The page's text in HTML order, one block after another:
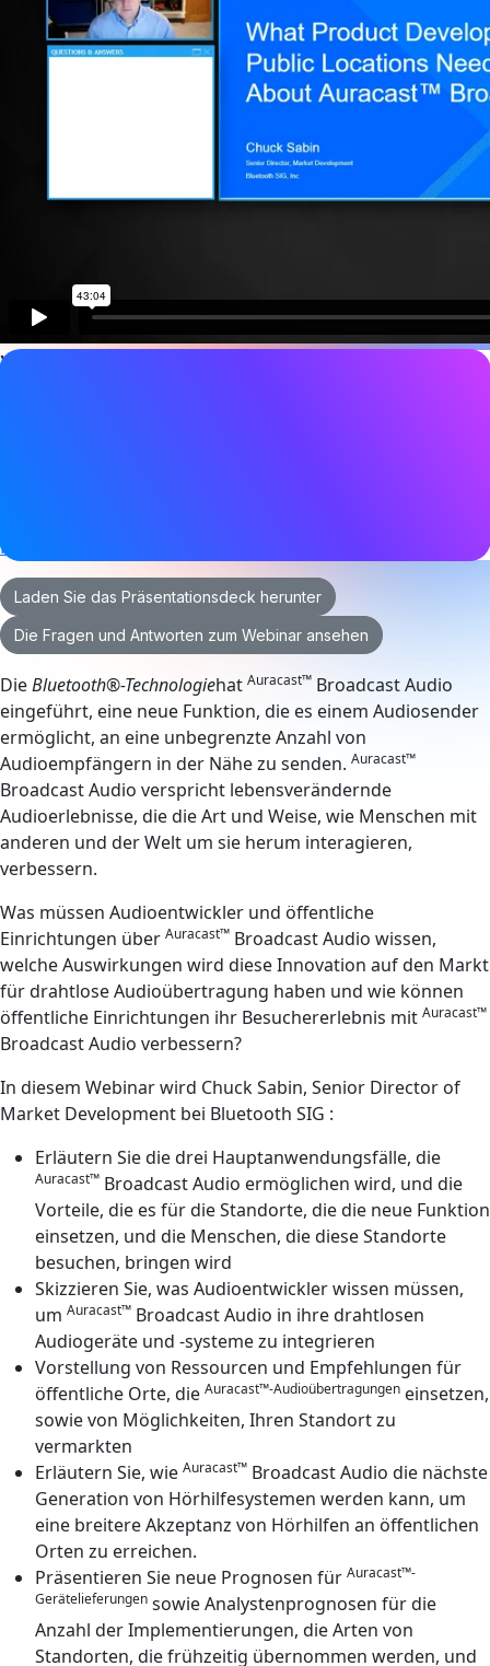
Video-Details
Hörgeräte
Laden Sie das Präsentationsdeck herunter
Die Fragen und Antworten zum Webinar ansehen
DieBluetooth®-Technologiehat Auracast™ Broadcast Audio
eingeführt, eine neue Funktion, die es einem Audiosender
ermöglicht, an eine unbegrenzte Anzahl von
Audioempfängern in der Nähe zu senden. Auracast™
Broadcast Audio verspricht lebensverändernde
Audioerlebnisse, die die Art und Weise, wie Menschen mit
anderen und der Welt um sie herum interagieren,
verbessern.
Was müssen Audioentwickler und öffentliche
Einrichtungen über Auracast™ Broadcast Audio wissen,
welche Auswirkungen wird diese Innovation auf den Markt
für drahtlose Audioübertragung haben und wie können
öffentliche Einrichtungen ihr Besuchererlebnis mit Auracast™
Broadcast Audio verbessern?
In diesem Webinar wird Chuck Sabin, Senior Director of
Market Development bei Bluetooth SIG :
Erläutern Sie die drei Hauptanwendungsfälle, die
Auracast™ Broadcast Audio ermöglichen wird, und die
Vorteile, die es für die Standorte, die die neue Funktion
einsetzen, und die Menschen, die diese Standorte
besuchen, bringen wird
Skizzieren Sie, was Audioentwickler wissen müssen,
um Auracast™ Broadcast Audio in ihre drahtlosen
Audiogeräte und -systeme zu integrieren
Vorstellung von Ressourcen und Empfehlungen für
öffentliche Orte, die Auracast™-Audioübertragungen einsetzen,
sowie von Möglichkeiten, Ihren Standort zu
vermarkten
Erläutern Sie, wie Auracast™ Broadcast Audio die nächste
Generation von Hörhilfesystemen werden kann, um
eine breitere Akzeptanz von Hörhilfen an öffentlichen
Orten zu erreichen.
Präsentieren Sie neue Prognosen für Auracast™-
Gerätelieferungen sowie Analystenprognosen für die
Anzahl der Implementierungen, die Arten von
Standorten, die frühzeitig übernommen werden, und